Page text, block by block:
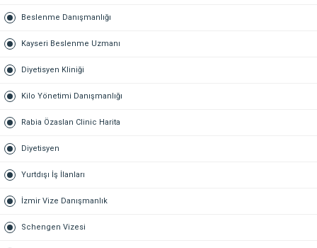
Beslenme Danışmanlığı
Kayseri Beslenme Uzmanı
Diyetisyen Kliniği
Kilo Yönetimi Danışmanlığı
Rabia Özaslan Clinic Harita
Diyetisyen
Yurtdışı İş İlanları
İzmir Vize Danışmanlık
Schengen Vizesi